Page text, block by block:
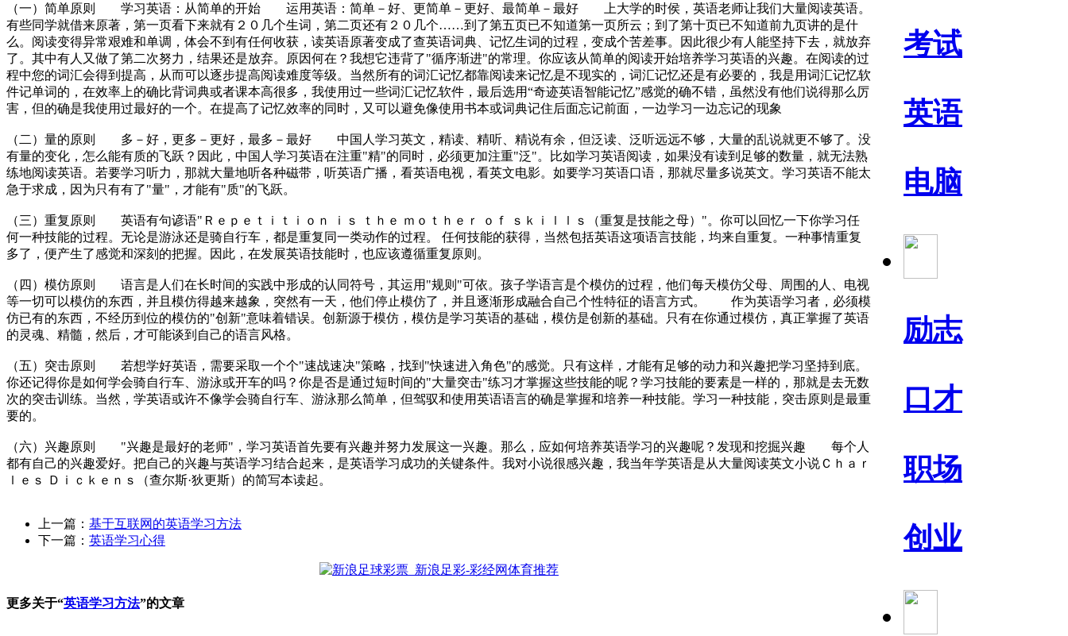
考试
英语
电脑
励志
口才
职场
创业
（一）简单原则 学习英语：从简单的开始 运用英语：简单－好、更简单－更好、最简单－最好 上大学的时侯，英语老师让我们大量阅读英语。
有些同学就借来原著，第一页看下来就有２０几个生词，第二页还有２０几个……到了第五页已不知道第一页所云；到了第十页已不知道前九页讲的是什
么。阅读变得异常艰难和单调，体会不到有任何收获，读英语原著变成了查英语词典、 记忆生词的过程，变成个苦差事。因此很少有人能坚持下去，就放弃
了。其中有人又做了第二次努力，结果还是放弃。原因何在？我想它违背了"循序渐进"的常理。你应该从简单的阅读开始培养学习英语的兴趣。在阅读的过
程中您的词汇会得到提高，从而可以逐步提高阅读难度等级。当然所有的词汇记忆都靠阅读来记忆是不现实的，词汇记忆还是有必要的，我是用词汇记忆软
件记单词的，在效率上的确比背词典或者课本高很多，我使用过一些词汇记忆软件，最后选用“奇迹英语智能记忆”感觉的确不错，虽然没有他们说得那么厉
害，但的确是我使用过最好的一个。在提高了记忆效率的同时，又可以避免像使用书本或词典记住后面忘记前面，一边学习一边忘记的现象
（二）量的原则 多－好，更多－更好，最多－最好 中国人学习英文，精读、精听、精说有余，但泛读、泛听远远不够，大量的乱说就更不够了。没
有量的变化，怎么能有质的飞跃？因此，中国人学习英语在注重"精"的同时，必须更加注重"泛"。比如学习英语阅读，如果没有读到足够的数量，就无法熟
练地阅读英语。若要学习听力，那就大量地听各种磁带，听英语广播，看英语电视，看英文电影。如要学习英语口语，那就尽量多说英文。学习英语不能太
急于求成，因为只有有了"量"，才能有"质"的飞跃。
（三）重复原则 英语有句谚语"Ｒｅｐｅｔｉｔｉｏｎ ｉｓ ｔｈｅ ｍｏｔｈｅｒ ｏｆ ｓｋｉｌｌｓ（重复是技能之母）"。你可以回忆一下你学习任
何一种技能的过程。无论是游泳还是骑自行车，都是重复同一类动作的过程。 任何技能的获得，当然包括英语这项语言技能，均来自重复。一种事情重复
多了，便产生了感觉和深刻的把握。因此，在发展英语技能时，也应该遵循重复原则。
（四）模仿原则 语言是人们在长时间的实践中形成的认同符号，其运用"规则"可依。孩子学语言是个模仿的过程，他们每天模仿父母、周围的人、电视
等一切可以模仿的东西，并且模仿得越来越象，突然有一天，他们停止模仿了，并且逐渐形成融合自己个性特征的语言方式。 作为英语学习者，必须模
仿已有的东西，不经历到位的模仿的"创新"意味着错误。创新源于模仿，模仿是学习英语的基础，模仿是创新的基础。只有在你通过模仿，真正掌握了英语
的灵魂、精髓，然后，才可能谈到自己的语言风格。
（五）突击原则 若想学好英语，需要采取一个个"速战速决"策略，找到"快速进入角色"的感觉。只有这样，才能有足够的动力和兴趣把学习坚持到底。
你还记得你是如何学会骑自行车、游泳或开车的吗？你是否是通过短时间的"大量突击"练习才掌握这些技能的呢？学习技能的要素是一样的，那就是去无数
次的突击训练。当然，学英语或许不像学会骑自行车、游泳那么简单，但驾驭和使用英语语言的确是掌握和培养一种技能。学习一种技能，突击原则是最重
要的。
（六）兴趣原则 "兴趣是最好的老师"，学习英语首先要有兴趣并努力发展这一兴趣。那么，应如何培养英语学习的兴趣呢？发现和挖掘兴趣 每个人
都有自己的兴趣爱好。把自己的兴趣与英语学习结合起来，是英语学习成功的关键条件。我对小说很感兴趣，我当年学英语是从大量阅读英文小说Ｃｈａｒ
ｌｅｓ Ｄｉｃｋｅｎｓ（查尔斯·狄更斯）的简写本读起。
上一篇： 基于互联网的英语学习方法
下一篇： 英语学习心得
更多关于“英语学习方法”的文章